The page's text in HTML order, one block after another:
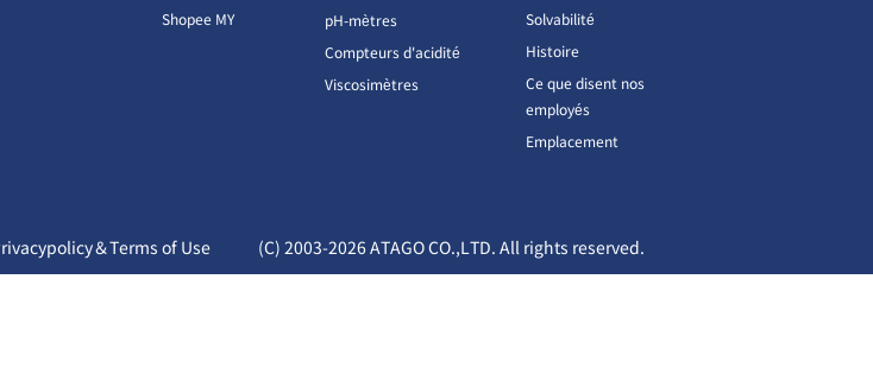
Shopee MY
pH-mètres
Compteurs d'acidité
Viscosimètres
Solvabilité
Histoire
Ce que disent nos
employés
Emplacement
＆Terms of Use (C) 2003-2026 ATAGO CO.,LTD. All rights reserved.